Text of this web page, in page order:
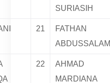
SURIASIH
21
FATHAN
ABDUSSALAM
22
AHMAD
MARDIANA